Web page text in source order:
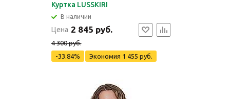
Куртка LUSSKIRI
В наличии
Цена 2 845 руб.
4 300 руб.
-33.84%
Экономия 1 455 руб.